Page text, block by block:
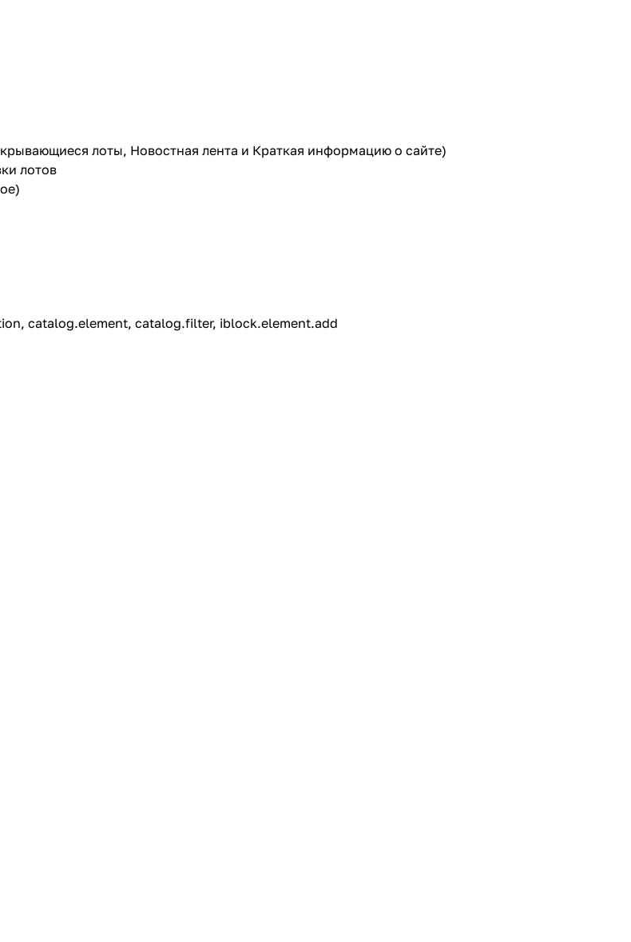
лоты, Новостная лента и Краткая информацию о сайте)
лотов
catalog.element, catalog.filter, iblock.element.add